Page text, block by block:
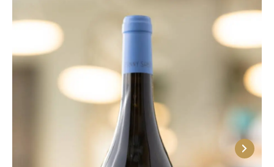
Красные вина
Белые вина
Розовые вина
Итальянские вина
Французские вина
Испанские вина
Кальвадос
Джин
Ром
Граппа